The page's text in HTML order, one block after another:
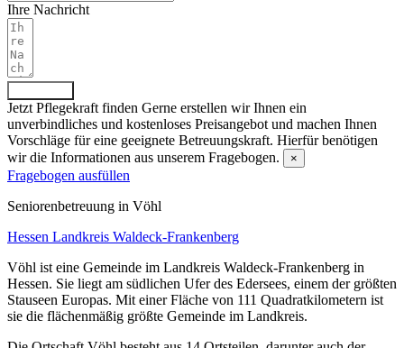
Ihre Nachricht
Jetzt Pflegekraft finden Gerne erstellen wir Ihnen ein
unverbindliches und kostenloses Preisangebot und machen Ihnen
Vorschläge für eine geeignete Betreuungskraft. Hierfür benötigen
wir die Informationen aus unserem Fragebogen.
×
Fragebogen ausfüllen
Senioren­betreuung in Vöhl
Hessen Landkreis Waldeck-Frankenberg
Vöhl ist eine Gemeinde im Landkreis Waldeck-Frankenberg in
Hessen. Sie liegt am südlichen Ufer des Edersees, einem der größten
Stauseen Europas. Mit einer Fläche von 111 Quadratkilometern ist
sie die flächenmäßig größte Gemeinde im Landkreis.